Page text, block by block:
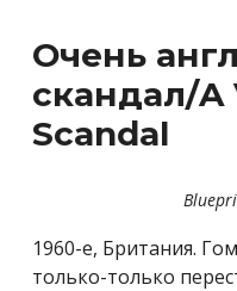
Очень
скандал/A
Scandal
1960-е, Британия.
только-только